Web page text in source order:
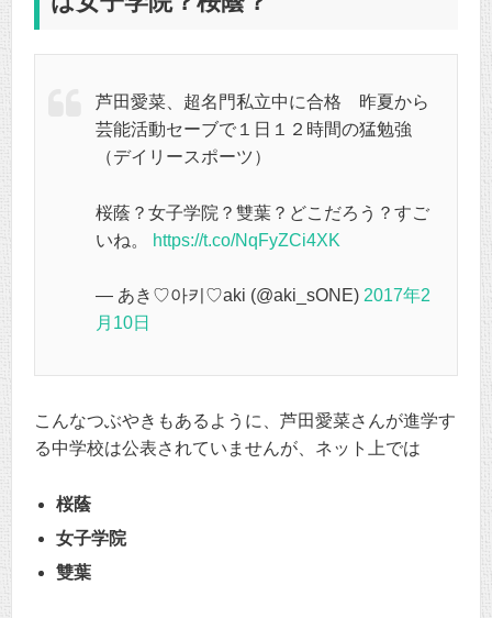
芦田愛菜、超名門私立中に合格 昨夏から
芸能活動セーブで１日１２時間の猛勉強
（デイリースポーツ）
桜蔭？女子学院？雙葉？どこだろう？すご
いね。
https://t.co/NqFyZCi4XK
— あき♡아키♡aki (@aki_sONE) 2017年2
月10日
こんなつぶやきもあるように、芦田愛菜さんが進学す
る中学校は公表されていませんが、ネット上では
桜蔭
女子学院
雙葉